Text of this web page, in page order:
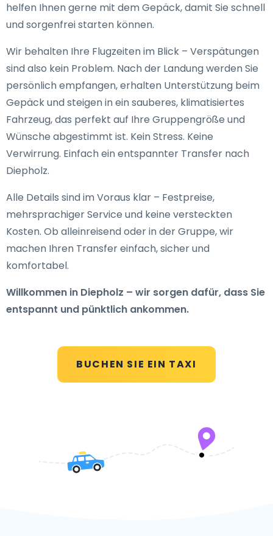
BUCHEN SIE EIN TAXI
helfen Ihnen gerne mit dem Gepäck, damit Sie schnell
und sorgenfrei starten können.
Wir behalten Ihre Flugzeiten im Blick – Verspätungen
sind also kein Problem. Nach der Landung werden Sie
persönlich empfangen, erhalten Unterstützung beim
Gepäck und steigen in ein sauberes, klimatisiertes
Fahrzeug, das perfekt auf Ihre Gruppengröße und
Wünsche abgestimmt ist. Kein Stress. Keine
Verwirrung. Einfach ein entspannter Transfer nach
Diepholz.
Alle Details sind im Voraus klar – Festpreise,
mehrsprachiger Service und keine versteckten
Kosten. Ob alleinreisend oder in der Gruppe, wir
machen Ihren Transfer einfach, sicher und
komfortabel.
Willkommen in Diepholz – wir sorgen dafür, dass Sie
entspannt und pünktlich ankommen.